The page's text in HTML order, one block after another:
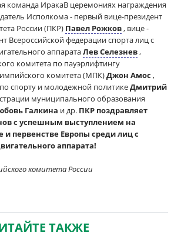
команда ИракаВ церемониях награждения
Исполкома - первый вице-президент
России (ПКР) Павел Рожков, вице -
Всероссийской федерации спорта лиц с
аппаратаЛев Селезнев,
комитета по пауэрлифтингу
комитета (МПК)Джон Амос ,
спорту и молодежной политикеДмитрий
муниципального образования
Галкина и др. ПКР поздравляет
с успешным выступлением на
первенстве Европы среди лиц с
аппарата!
комитета России
ТАКЖЕ